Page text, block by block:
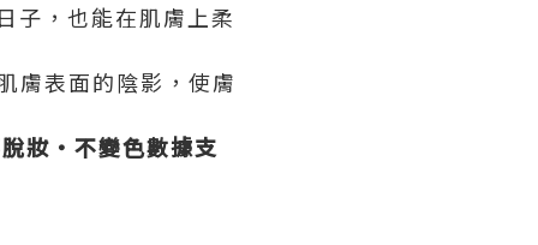
子，也能在肌膚上柔
膚表面的陰影，使膚
妝‧不變色數據支